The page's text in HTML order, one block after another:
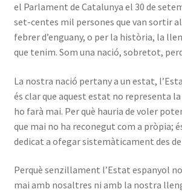
el Parlament de Catalunya el 30 de
set-centes mil persones que van sortir
febrer d’enguany, o per la història, la
que tenim. Som una nació, sobretot,
La nostra nació pertany a un estat,
és clar que aquest estat no representa
ho farà mai. Per què hauria de voler
que mai no ha reconegut com a pròpia;
dedicat a ofegar sistemàticament des
Perquè senzillament l’Estat espanyol
mai amb nosaltres ni amb la nostra